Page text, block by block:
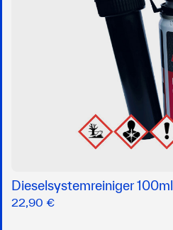
Dieselsystemreiniger 100ml
22,90 €